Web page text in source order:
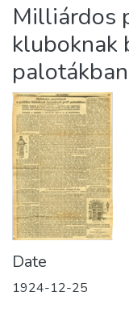
About us
Milliárdos
kluboknak
palotákban
Date
1924-12-25